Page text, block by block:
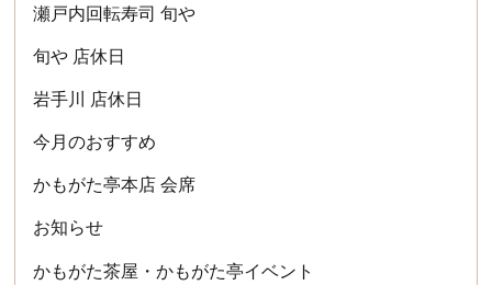
瀬戸内回転寿司 旬や
旬や 店休日
岩手川 店休日
今月のおすすめ
かもがた亭本店 会席
お知らせ
かもがた茶屋・かもがた亭イベント